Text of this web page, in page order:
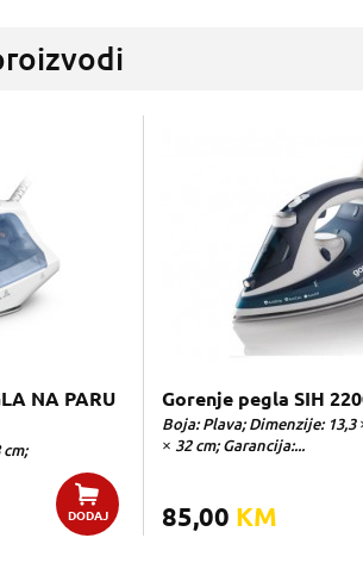
NA PARU
cm;
DODAJ
Gorenje pegla SIH
Boja: Plava; Dimenzije: 13,3
× 32 cm; Garancija:...
85,00 KM